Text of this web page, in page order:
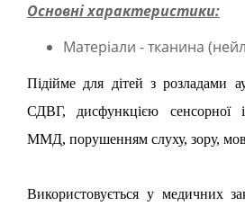
Основні характеристики:
Матеріали - тканина
Підійме для дітей з розладами
СДВГ, дисфункцією сенсорної
ММД, порушенням слуху, зору,
Використовується у медичних